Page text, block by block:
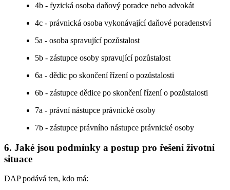
4b - fyzická osoba daňový poradce nebo advokát
4c - právnická osoba vykonávající daňové poradenství
5a - osoba spravující pozůstalost
5b - zástupce osoby spravující pozůstalost
6a - dědic po skončení řízení o pozůstalosti
6b - zástupce dědice po skončení řízení o pozůstalosti
7a - právní nástupce právnické osoby
7b - zástupce právního nástupce právnické osoby
6. Jaké jsou podmínky a postup pro řešení životní
situace
DAP podává ten, kdo má: